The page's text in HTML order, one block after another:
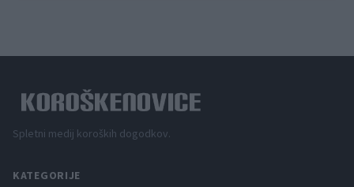
Spletni medij koroških dogodkov.
KATEGORIJE